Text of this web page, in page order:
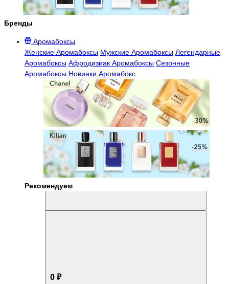
Бренды
Аромабоксы
Женские Аромабоксы Мужские Аромабоксы Легендарные
Аромабоксы Афродизиак Аромабоксы Сезонные
Аромабоксы Новинки Аромабокс
Рекомендуем
0 ₽